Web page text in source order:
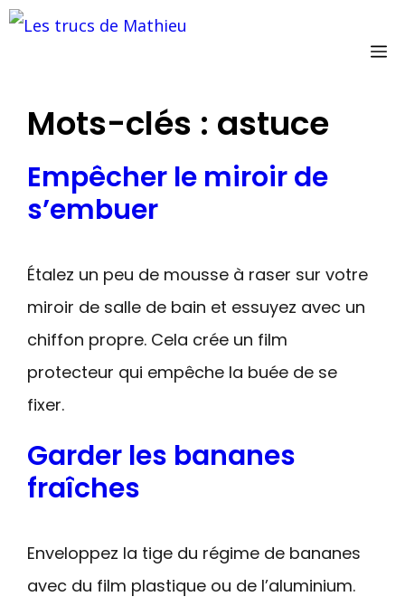
Aller
Mots-clés : astuce
Empêcher le miroir de
s’embuer
Étalez un peu de mousse à raser sur votre
miroir de salle de bain et essuyez avec un
chiffon propre. Cela crée un film
protecteur qui empêche la buée de se
fixer.
Garder les bananes
fraîches
Enveloppez la tige du régime de bananes
avec du film plastique ou de l’aluminium.